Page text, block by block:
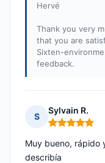
Hervé
Thank you very
that you are
Sixten-
feedback.
S
Sylvain R.
Nota: 5 de 5
Muy bueno, rápido
describía